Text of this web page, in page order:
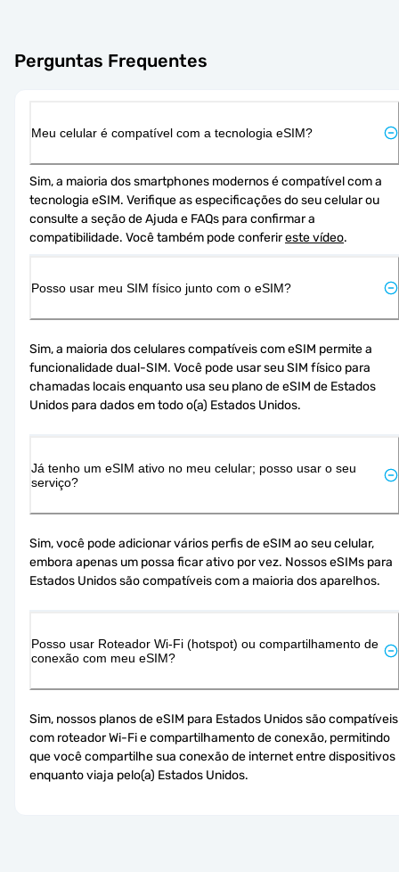
Perguntas Frequentes
Meu celular é compatível com a tecnologia eSIM?
Sim, a maioria dos smartphones modernos é compatível com a
tecnologia eSIM. Verifique as especificações do seu celular ou
consulte a seção de Ajuda e FAQs para confirmar a
compatibilidade. Você também pode conferir este vídeo.
Posso usar meu SIM físico junto com o eSIM?
Sim, a maioria dos celulares compatíveis com eSIM permite a
funcionalidade dual-SIM. Você pode usar seu SIM físico para
chamadas locais enquanto usa seu plano de eSIM de Estados
Unidos para dados em todo o(a) Estados Unidos.
Já tenho um eSIM ativo no meu celular; posso usar o seu
serviço?
Sim, você pode adicionar vários perfis de eSIM ao seu celular,
embora apenas um possa ficar ativo por vez. Nossos eSIMs para
Estados Unidos são compatíveis com a maioria dos aparelhos.
Posso usar Roteador Wi-Fi (hotspot) ou compartilhamento de
conexão com meu eSIM?
Sim, nossos planos de eSIM para Estados Unidos são compatíveis
com roteador Wi-Fi e compartilhamento de conexão, permitindo
que você compartilhe sua conexão de internet entre dispositivos
enquanto viaja pelo(a) Estados Unidos.